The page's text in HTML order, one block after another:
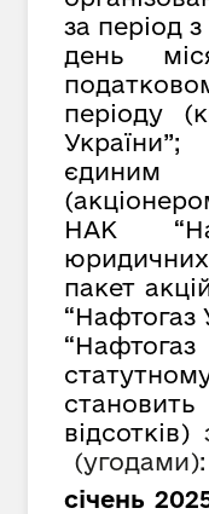
за період
день
періоду
НАК
пакет
“Нафтогаз
відсотків)
(угодами):
січень